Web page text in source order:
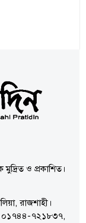
ও প্রকাশিত।
রাজশাহী।
৭২১৮৩৭,